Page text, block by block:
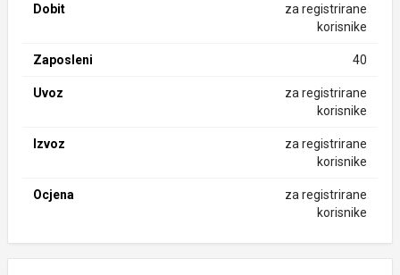
Dobit
za registrirane
korisnike
Zaposleni 40
Uvoz
za registrirane
korisnike
Izvoz
za registrirane
korisnike
Ocjena
za registrirane
korisnike